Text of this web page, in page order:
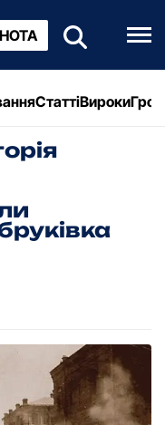
СтаттіВироки